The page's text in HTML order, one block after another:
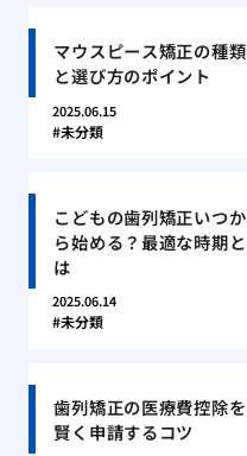
マウスピース矯正の種類
と選び方のポイント
2025.06.15
未分類
こどもの歯列矯正いつか
ら始める？最適な時期と
は
2025.06.14
未分類
歯列矯正の医療費控除を
賢く申請するコツ